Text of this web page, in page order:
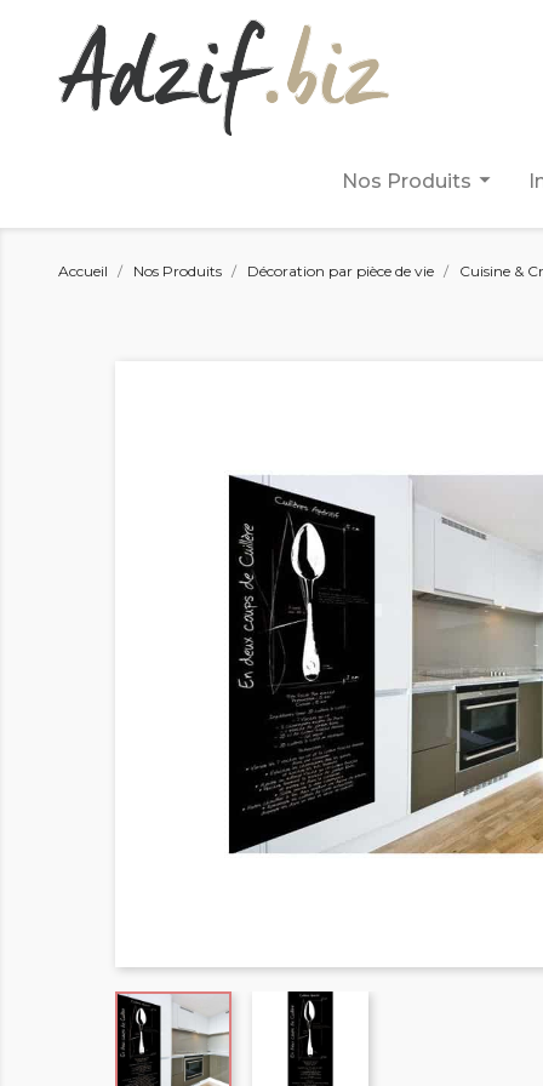
arrow_drop_down
Nos Produits
Accueil Nos Produits Décoration par pièce de vie Cuisine &